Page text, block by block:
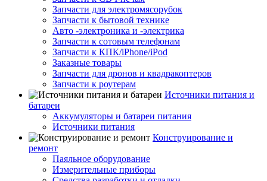
Запчасти для электромясорубок
Запчасти к бытовой технике
Авто -электроника и -электрика
Запчасти к сотовым телефонам
Запчасти к КПК/iPhone/iPod
Заказные товары
Запчасти для дронов и квадракоптеров
Запчасти к роутерам
Источники питания и
батареи
Аккумуляторы и батареи питания
Источники питания
Конструирование и
ремонт
Паяльное оборудование
Измерительные приборы